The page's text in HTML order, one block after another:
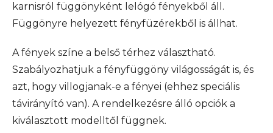
karnisról függönyként lelógó fényekből áll.
Függönyre helyezett fényfüzérekből is állhat.
A fények színe a belső térhez választható.
Szabályozhatjuk a fényfüggöny világosságát is, és
azt, hogy villogjanak-e a fényei (ehhez speciális
távirányító van). A rendelkezésre álló opciók a
kiválasztott modelltől függnek.